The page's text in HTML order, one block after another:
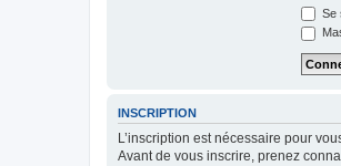
Se
INSCRIPTION
L’inscription est nécessaire pour
Avant de vous inscrire, prenez